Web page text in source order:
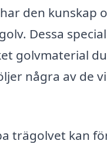
den kunskap
Dessa
golvmaterial
några av de
trägolvet kan